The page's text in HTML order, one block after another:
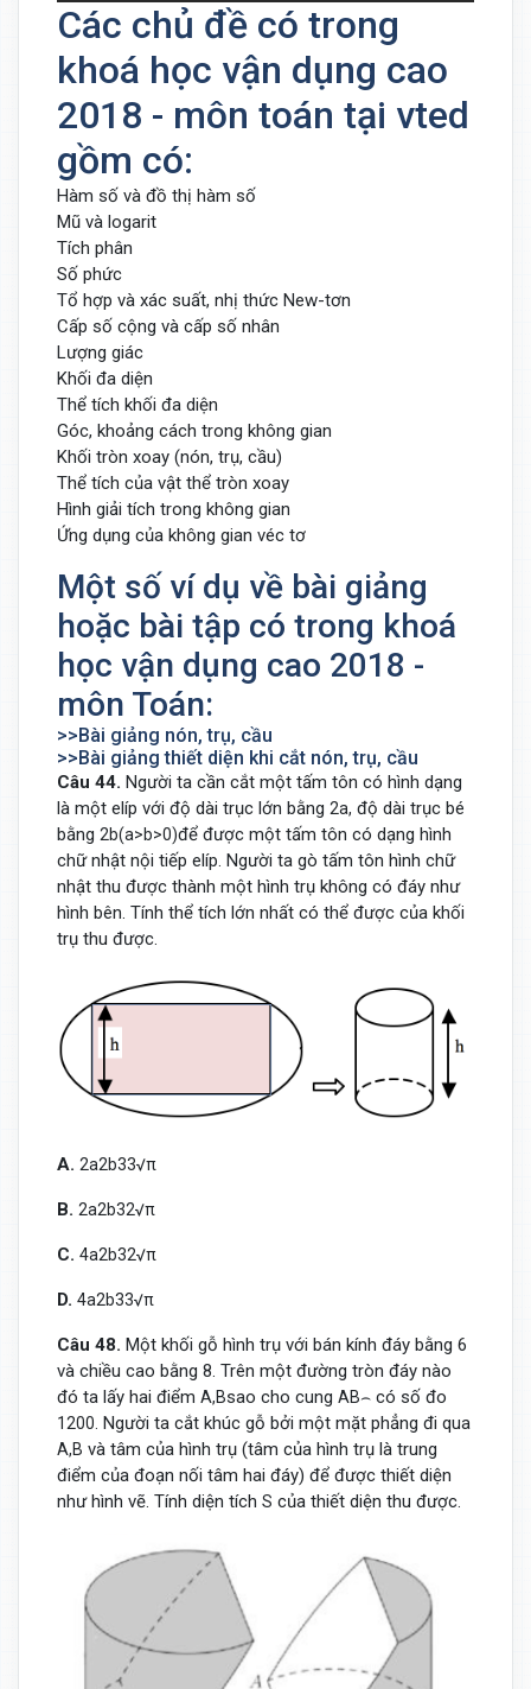
Các chủ đề có trong
khoá học vận dụng cao
2018 - môn toán tại vted
gồm có:
Hàm số và đồ thị hàm số
Mũ và logarit
Tích phân
Số phức
Tổ hợp và xác suất, nhị thức New-tơn
Cấp số cộng và cấp số nhân
Lượng giác
Khối đa diện
Thể tích khối đa diện
Góc, khoảng cách trong không gian
Khối tròn xoay (nón, trụ, cầu)
Thể tích của vật thể tròn xoay
Hình giải tích trong không gian
Ứng dụng của không gian véc tơ
Một số ví dụ về bài giảng
hoặc bài tập có trong khoá
học vận dụng cao 2018 -
môn Toán:
>>Bài giảng nón, trụ, cầu
>>Bài giảng thiết diện khi cắt nón, trụ, cầu
Câu 44. Người ta cần cắt một tấm tôn có hình dạng
là một elíp với độ dài trục lớn bằng 2a, độ dài trục bé
bằng 2b(a>b>0)để được một tấm tôn có dạng hình
chữ nhật nội tiếp elíp. Người ta gò tấm tôn hình chữ
nhật thu được thành một hình trụ không có đáy như
hình bên. Tính thể tích lớn nhất có thể được của khối
trụ thu được.
A. 2a2b33√π
B. 2a2b32√π
C. 4a2b32√π
D. 4a2b33√π
Câu 48. Một khối gỗ hình trụ với bán kính đáy bằng 6
và chiều cao bằng 8. Trên một đường tròn đáy nào
đó ta lấy hai điểm A,Bsao cho cung AB⌢ có số đo
1200 Người ta cắt khúc gỗ bởi một mặt phẳng đi qua
A,B và tâm của hình trụ (tâm của hình trụ là trung
điểm của đoạn nối tâm hai đáy) để được thiết diện
như hình vẽ. Tính diện tích S của thiết diện thu được.